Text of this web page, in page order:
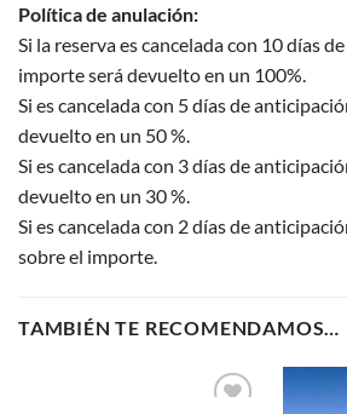
Política de anulación:
Si la reserva es cancelada con 10 días
importe será devuelto en un 100%.
Si es cancelada con 5 días de
devuelto en un 50 %.
Si es cancelada con 3 días de
devuelto en un 30 %.
Si es cancelada con 2 días de
sobre el importe.
TAMBIÉN TE RECOMENDAMOS…